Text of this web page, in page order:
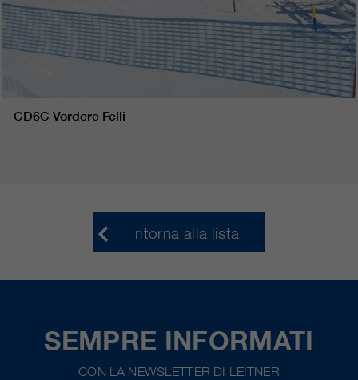
CD6C Vordere Felli
ritorna alla lista
SEMPRE INFORMATI
CON LA NEWSLETTER DI LEITNER